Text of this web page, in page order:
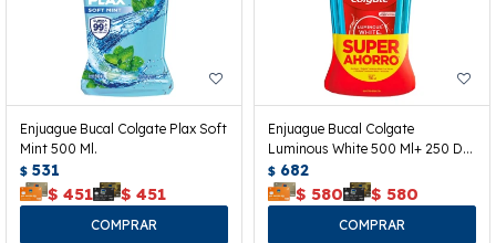
Enjuague Bucal Colgate Plax Soft
Mint 500 Ml.
$ 531
$ 451 $ 451
Enjuague Bucal Colgate
Luminous White 500 Ml+ 250 De
Regalo.
$ 682
$ 580 $ 580